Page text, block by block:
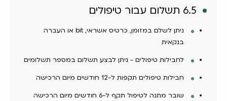
6.5 תשלום עבור טיפולים
ניתן לשלם במזומן, כרטיס אשראי, bit או העברה
בנקאית
לחבילות טיפולים - ניתן לבצע תשלום במספר תשלומים
חבילות טיפולים תקפות ל-12 חודשים מיום הרכישה
שובר מתנה לטיפול תקף ל-6 חודשים מיום הרכישה